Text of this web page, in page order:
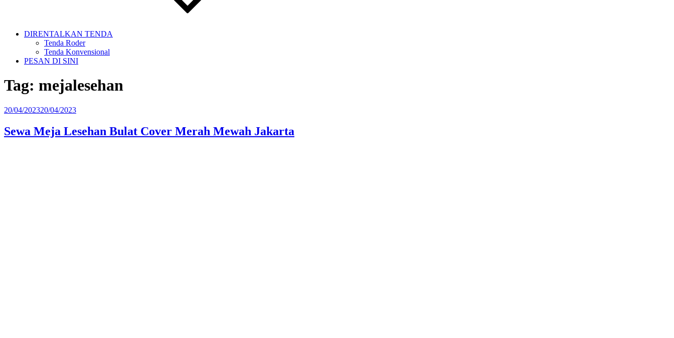
DIRENTALKAN TENDA
Tenda Roder
Tenda Konvensional
PESAN DI SINI
Tag: mejalesehan
Diposkan
20/04/202320/04/2023
Sewa Meja Lesehan Bulat Cover Merah Mewah Jakarta